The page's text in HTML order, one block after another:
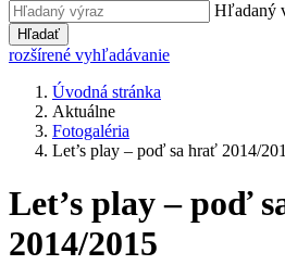
Hľadaný
Hľadať
rozšírené vyhľadávanie
Úvodná stránka
Aktuálne
Fotogaléria
Let’s play – poď sa hrať 2014/
Let’s play – poď
2014/2015